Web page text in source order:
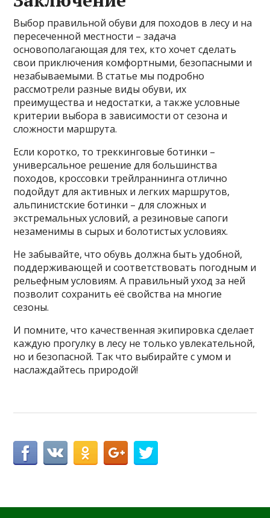
Выбор правильной обуви для походов в лесу и на
пересеченной местности – задача
основополагающая для тех, кто хочет сделать
свои приключения комфортными, безопасными и
незабываемыми. В статье мы подробно
рассмотрели разные виды обуви, их
преимущества и недостатки, а также условные
критерии выбора в зависимости от сезона и
сложности маршрута.
Если коротко, то треккинговые ботинки –
универсальное решение для большинства
походов, кроссовки трейлраннинга отлично
подойдут для активных и легких маршрутов,
альпинистские ботинки – для сложных и
экстремальных условий, а резиновые сапоги
незаменимы в сырых и болотистых условиях.
Не забывайте, что обувь должна быть удобной,
поддерживающей и соответствовать погодным и
рельефным условиям. А правильный уход за ней
позволит сохранить её свойства на многие
сезоны.
И помните, что качественная экипировка сделает
каждую прогулку в лесу не только увлекательной,
но и безопасной. Так что выбирайте с умом и
наслаждайтесь природой!